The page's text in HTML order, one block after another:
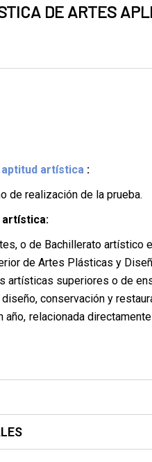
DE ARTES
aptitud artística :
de realización de la prueba.
artística:
o de Bachillerato artístico
de Artes Plásticas y
artísticas superiores o de
conservación y
año, relacionada